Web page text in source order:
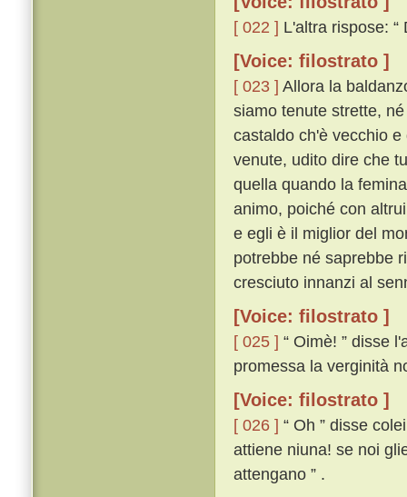
[ 022 ] L'altra rispose:
[Voice: filostrato ]
[ 023 ] Allora la
siamo tenute strette,
castaldo ch'è vecchio
venute, udito dire che
quella quando la
animo, poiché con
e egli è il miglior del
potrebbe né saprebbe
cresciuto innanzi al
[Voice: filostrato ]
[ 025 ] “ Oimè! ” disse
promessa la verginità
[Voice: filostrato ]
[ 026 ] “ Oh ” disse
attiene niuna! se noi
attengano ” .